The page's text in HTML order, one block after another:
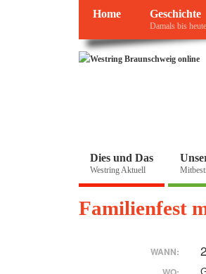
Home Geschichte
Damals bis heute
Dies und Das
Westring Aktuell
Familienfest
WANN: